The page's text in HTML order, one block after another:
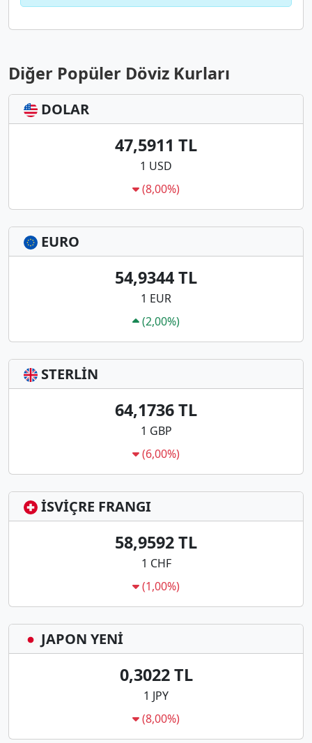
Diğer Popüler Döviz Kurları
DOLAR
47,5911 TL
1 USD
(8,00%)
EURO
54,9344 TL
1 EUR
(2,00%)
STERLİN
64,1736 TL
1 GBP
(6,00%)
İSVİÇRE FRANGI
58,9592 TL
1 CHF
(1,00%)
JAPON YENİ
0,3022 TL
1 JPY
(8,00%)